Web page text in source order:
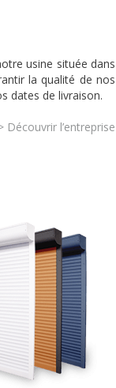
usine située dans
la qualité de nos
dates de livraison.
Découvrir l’entreprise